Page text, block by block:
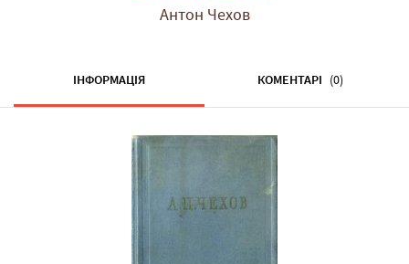
Антон Чехов
ІНФОРМАЦІЯ КОМЕНТАРІ (0)